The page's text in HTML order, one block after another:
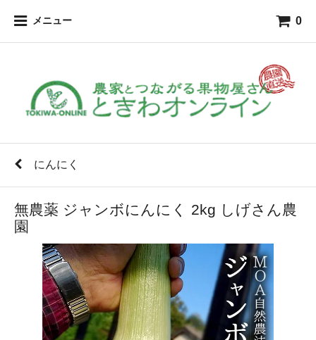
メニュー 0
にんにく
無農薬 ジャンボにんにく 2kg しげさん農
園